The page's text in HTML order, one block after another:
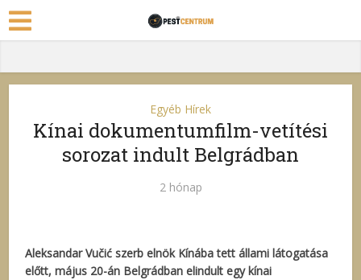
Egyéb Hírek
Kínai dokumentumfilm-vetítési
sorozat indult Belgrádban
2 hónap
Aleksandar Vučić szerb elnök Kínába tett állami látogatása
előtt, május 20-án Belgrádban elindult egy kínai